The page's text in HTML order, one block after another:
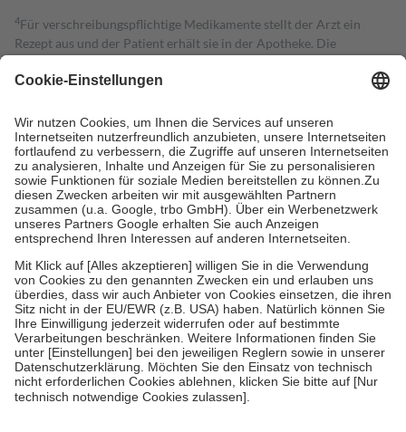
4Für verschreibungspflichtige Medikamente stellt der Arzt ein
Rezept aus und der Patient erhält sie in der Apotheke. Die
Kosten dafür, der Versicherte trägt einen Teil davon als Zuzahlung
Grundsätzlich leisten Mitglieder Zuzahlungen in Höhe von zehn
Prozent des Abgabepreises,mindestensjedochfünf Euround
höchstens zehn Euro.Es sind jedoch nie mehr als die tatsächlichen
Kosten der Leistung zu entrichten.
Diese Regeln gelten grundsätzlich auch für Online-Apotheken.
Bei Heilmitteln und häuslicher Krankenpflege beträgt die
Zuzahlung zehn Prozent der Kosten sowie zehn Euro je
Um das Engagement der Versicherten für ihre eigene Gesundheit zu
stärken und die besondere Stellung der Familie zu unterstützen,
fallenkeine Zuzahlungen an bei:
• Kindern und Jugendlichen bis zum vollendeten 18. Lebensjahr
mit Ausnahme der Fahrkosten
• Untersuchungen zur Vorsorge und Früherkennung, die von der
GKV getragen werden
• empfohlenen Schutzimpfungen